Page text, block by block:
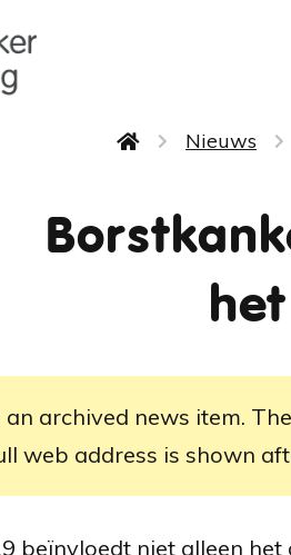
gaan
Nieuws
an archived news item.
web address is shown
beïnvloedt niet alleen